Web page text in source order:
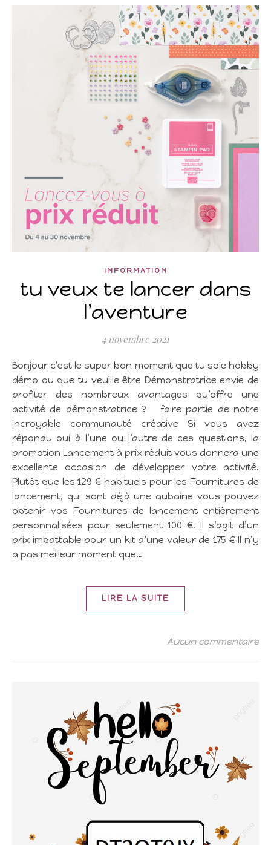
INFORMATION
tu veux te lancer dans
l’aventure
4 novembre 2021
Bonjour c’est le super bon moment que tu soie hobby
démo ou que tu veuille être Démonstratrice envie de
profiter des nombreux avantages qu’offre une
activité de démonstratrice ? faire partie de notre
incroyable communauté créative Si vous avez
répondu oui à l’une ou l’autre de ces questions, la
promotion Lancement à prix réduit vous donnera une
excellente occasion de développer votre activité.
Plutôt que les 129 € habituels pour les Fournitures de
lancement, qui sont déjà une aubaine vous pouvez
obtenir vos Fournitures de lancement entièrement
personnalisées pour seulement 100 €. Il s’agit d’un
prix imbattable pour un kit d’une valeur de 175 € Il n’y
a pas meilleur moment que…
LIRE LA SUITE
Aucun commentaire